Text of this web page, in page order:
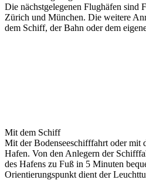
Die nächstgelegenen Flughäfen sind
Zürich und München. Die weitere
dem Schiff, der Bahn oder dem
Mit dem Schiff
Mit der Bodenseeschifffahrt oder mit
Hafen. Von den Anlegern der
des Hafens zu Fuß in 5 Minuten
Orientierungspunkt dient der